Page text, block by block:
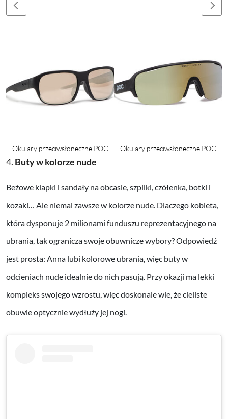
Okulary przeciwsłoneczne POC Okulary przeciwsłoneczne POC
4. Buty w kolorze nude
Beżowe klapki i sandały na obcasie, szpilki, czółenka, botki i
kozaki… Ale niemal zawsze w kolorze nude. Dlaczego kobieta,
która dysponuje 2 milionami funduszu reprezentacyjnego na
ubrania, tak ogranicza swoje obuwnicze wybory? Odpowiedź
jest prosta: Anna lubi kolorowe ubrania, więc buty w
odcieniach nude idealnie do nich pasują. Przy okazji ma lekki
kompleks swojego wzrostu, więc doskonale wie, że cieliste
obuwie optycznie wydłuży jej nogi.